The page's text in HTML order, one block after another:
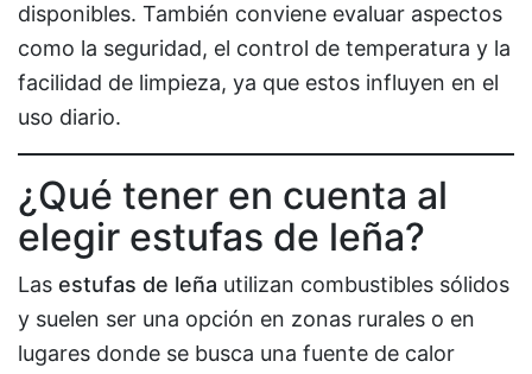
disponibles. También conviene evaluar aspectos
como la seguridad, el control de temperatura y la
facilidad de limpieza, ya que estos influyen en el
uso diario.
¿Qué tener en cuenta al
elegir estufas de leña?
Las estufas de leña utilizan combustibles sólidos
y suelen ser una opción en zonas rurales o en
lugares donde se busca una fuente de calor